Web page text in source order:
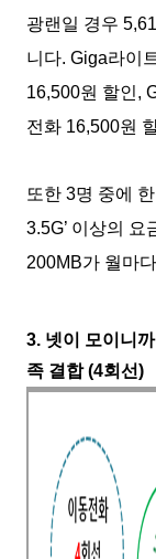
광랜일 경우
니다. Giga라이
16,500원 할인,
전화 16,500원
또한 3명 중에
3.5G’ 이상의 요
200MB가 월마
3. 넷이 모이니
족 결합 (4회선)